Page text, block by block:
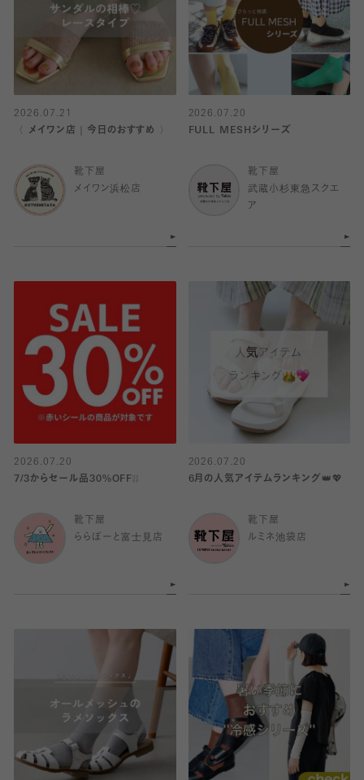
2026.07.21
〈 メイワン店｜今日のおすすめ 〉
靴下屋
メイワン浜松店
2026.07.20
FULL MESHシリーズ
靴下屋
武蔵小杉東急スクエ
ア
2026.07.20
7/3からセール品30%OFF❕❕
靴下屋
ららぽーと富士見店
2026.07.20
6月の人気アイテムランキング👑💖
靴下屋
ルミネ池袋店